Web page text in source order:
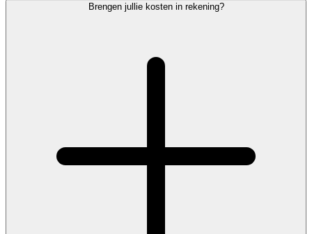
Brengen jullie kosten in rekening?